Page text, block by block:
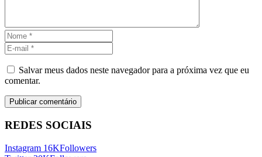
Salvar meus dados neste navegador para a próxima vez que eu
comentar.
REDES SOCIAIS
Instagram 16KFollowers